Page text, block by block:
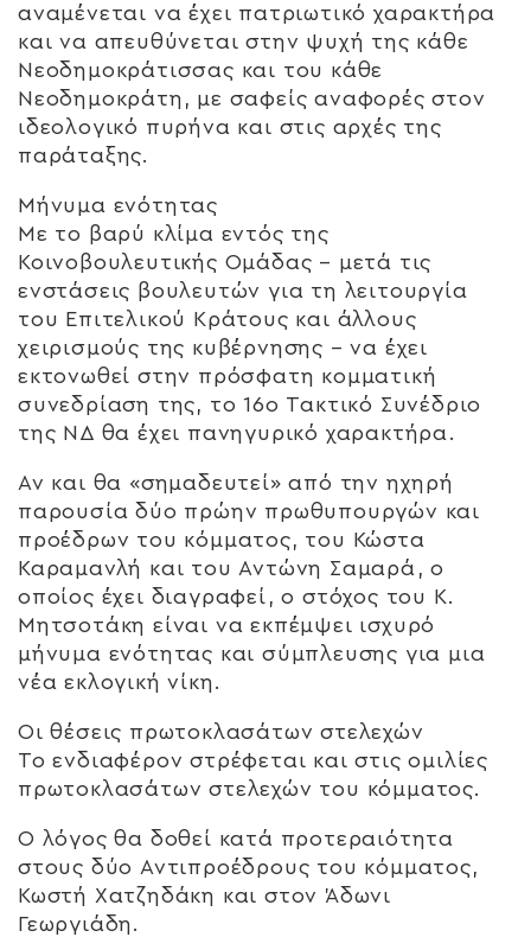
αναμένεται να έχει πατριωτικό χαρακτήρα
και να απευθύνεται στην ψυχή της κάθε
Νεοδημοκράτισσας και του κάθε
Νεοδημοκράτη, με σαφείς αναφορές στον
ιδεολογικό πυρήνα και στις αρχές της
παράταξης.
Μήνυμα ενότητας
Με το βαρύ κλίμα εντός της
Κοινοβουλευτικής Ομάδας – μετά τις
ενστάσεις βουλευτών για τη λειτουργία
του Επιτελικού Κράτους και άλλους
χειρισμούς της κυβέρνησης – να έχει
εκτονωθεί στην πρόσφατη κομματική
συνεδρίαση της, το 16ο Τακτικό Συνέδριο
της ΝΔ θα έχει πανηγυρικό χαρακτήρα.
Αν και θα «σημαδευτεί» από την ηχηρή
παρουσία δύο πρώην πρωθυπουργών και
προέδρων του κόμματος, του Κώστα
Καραμανλή και του Αντώνη Σαμαρά, ο
οποίος έχει διαγραφεί, ο στόχος του Κ.
Μητσοτάκη είναι να εκπέμψει ισχυρό
μήνυμα ενότητας και σύμπλευσης για μια
νέα εκλογική νίκη.
Οι θέσεις πρωτοκλασάτων στελεχών
Το ενδιαφέρον στρέφεται και στις ομιλίες
πρωτοκλασάτων στελεχών του κόμματος.
Ο λόγος θα δοθεί κατά προτεραιότητα
στους δύο Αντιπροέδρους του κόμματος,
Κωστή Χατζηδάκη και στον Άδωνι
Γεωργιάδη.